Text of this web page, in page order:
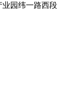
园纬一路西段